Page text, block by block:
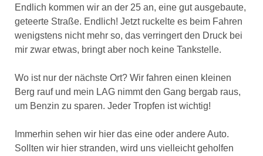
Endlich kommen wir an der 25 an, eine gut ausgebaute,
geteerte Straße. Endlich! Jetzt ruckelte es beim Fahren
wenigstens nicht mehr so, das verringert den Druck bei
mir zwar etwas, bringt aber noch keine Tankstelle.
Wo ist nur der nächste Ort? Wir fahren einen kleinen
Berg rauf und mein LAG nimmt den Gang bergab raus,
um Benzin zu sparen. Jeder Tropfen ist wichtig!
Immerhin sehen wir hier das eine oder andere Auto.
Sollten wir hier stranden, wird uns vielleicht geholfen